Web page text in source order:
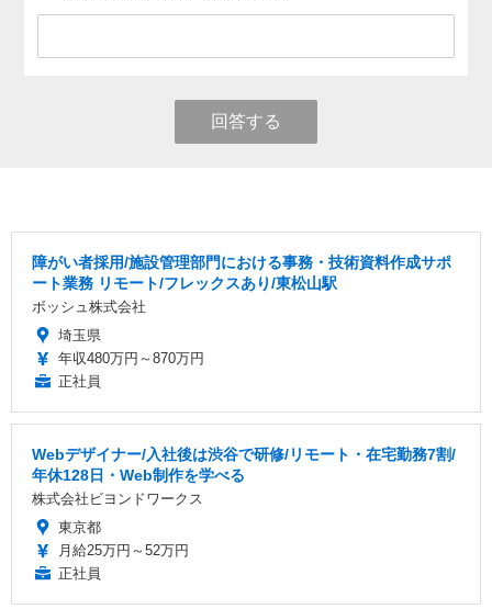
回答する
障がい者採用/施設管理部門における事務・技術資料作成サポ
ート業務 リモート/フレックスあり/東松山駅
ボッシュ株式会社
埼玉県
年収480万円～870万円
正社員
Webデザイナー/入社後は渋谷で研修/リモート・在宅勤務7割/
年休128日・Web制作を学べる
株式会社ビヨンドワークス
東京都
月給25万円～52万円
正社員